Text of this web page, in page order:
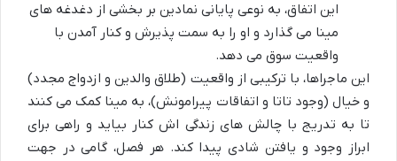
این اتفاق، به نوعی پایانی نمادین بر بخشی از دغدغه های
مینا می گذارد و او را به سمت پذیرش و کنار آمدن با
واقعیت سوق می دهد.
این ماجراها، با ترکیبی از واقعیت (طلاق والدین و ازدواج مجدد)
و خیال (وجود تاتا و اتفاقات پیرامونش)، به مینا کمک می کنند
تا به تدریج با چالش های زندگی اش کنار بیاید و راهی برای
ابراز وجود و یافتن شادی پیدا کند. هر فصل، گامی در جهت